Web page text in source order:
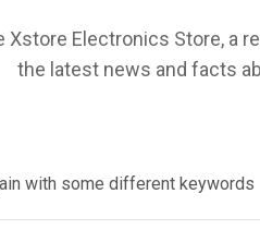
Xstore Electronics Store, a
the latest news and facts
with some different keywords